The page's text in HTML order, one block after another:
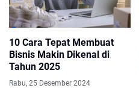
10 Cara Tepat Membuat
Bisnis Makin Dikenal di
Tahun 2025
Rabu, 25 Desember 2024